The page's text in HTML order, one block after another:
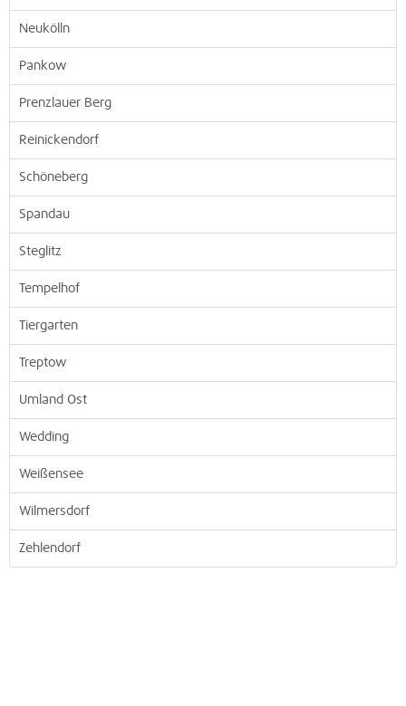
Neukölln
Pankow
Prenzlauer Berg
Reinickendorf
Schöneberg
Spandau
Steglitz
Tempelhof
Tiergarten
Treptow
Umland Ost
Wedding
Weißensee
Wilmersdorf
Zehlendorf